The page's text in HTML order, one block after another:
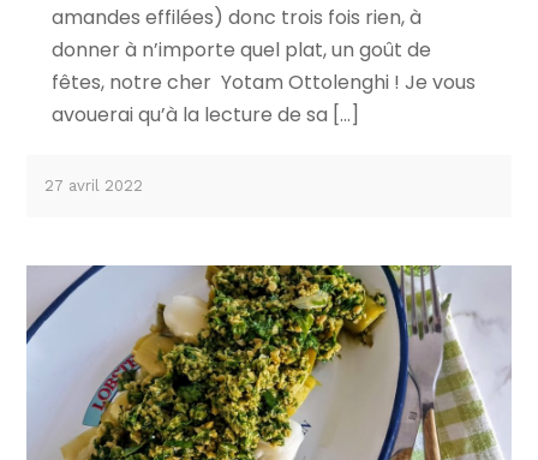
amandes effilées) donc trois fois rien, à
donner à n’importe quel plat, un goût de
fêtes, notre cher Yotam Ottolenghi ! Je vous
avouerai qu’à la lecture de sa […]
27 avril 2022